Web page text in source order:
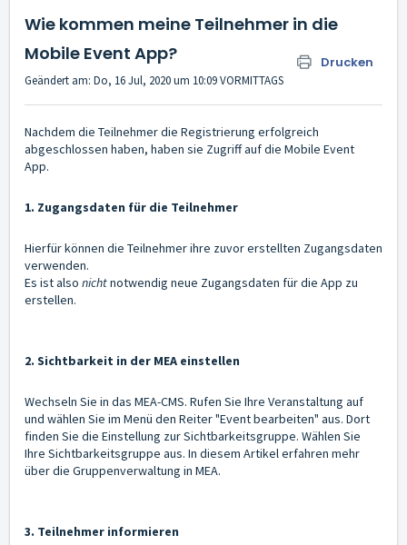
Wie kommen meine Teilnehmer in die
Mobile Event App?
Drucken
Geändert am: Do, 16 Jul, 2020 um 10:09 VORMITTAGS
Nachdem die Teilnehmer die Registrierung erfolgreich
abgeschlossen haben, haben sie Zugriff auf die Mobile Event
App.
1. Zugangsdaten für die Teilnehmer
Hierfür können die Teilnehmer ihre zuvor erstellten Zugangsdaten
verwenden.
Es ist also nichtnotwendig neue Zugangsdaten für die App zu
erstellen.
2. Sichtbarkeit in der MEA einstellen
Wechseln Sie in das MEA-CMS. Rufen Sie Ihre Veranstaltung auf
und wählen Sie im Menü den Reiter "Event bearbeiten" aus. Dort
finden Sie die Einstellung zur Sichtbarkeitsgruppe. Wählen Sie
Ihre Sichtbarkeitsgruppe aus. In diesem Artikelerfahren mehr
über die Gruppenverwaltung in MEA.
3. Teilnehmer informieren